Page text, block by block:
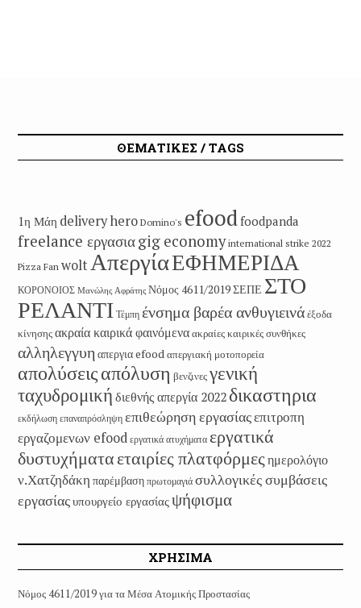
ΘΕΜΑΤΙΚΕΣ / TAGS
1η Μάη delivery hero Domino's efoodfoodpanda
freelance εργασιαgig economy international strike 2022
Pizza Fan wolt ΑπεργίαΕΦΗΜΕΡΙΔΑ
ΚΟΡΟΝΟΙΟΣ Μανώλης Αφράτης Νόμος 4611/2019ΣΕΠΕ ΣΤΟ
ΡΕΛΑΝΤΙ Τέμπη ένσημα βαρέα ανθυγιεινάέξοδα
κίνησηςακραία καιρικά φαινόμεναακραίες καιρικές συνθήκες
αλληλεγγυη απεργια efood απεργιακή μοτοπορεία
απολύσειςαπόλυση βενζινεςγενική
ταχυδρομική διεθνής απεργία 2022 δικαστηρια
εκδήλωση επαναπρόσληψη επιθεώρηση εργασίαςεπιτροπη
εργαζομενων efood εργατικά ατυχήματα εργατικά
δυστυχήματαεταιρίες πλατφόρμες ημερολόγιο
ν.Χατζηδάκη παρέμβαση πρωτομαγιά συλλογικές συμβάσεις
εργασίαςυπουργείο εργασίαςψήφισμα
ΧΡΗΣΙΜΑ
Νόμος 4611/2019 για τα Μέσα Ατομικής Προστασίας